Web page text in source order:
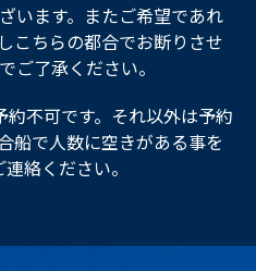
います。またご希望であれ
こちらの都合でお断りさせ
ご了承ください。
不可です。それ以外は予約
船で人数に空きがある事を
絡ください。